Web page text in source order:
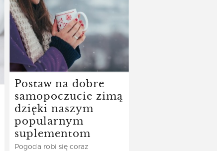
Postaw na dobre
samopoczucie zimą
dzięki naszym
popularnym
suplementom
Pogoda robi się coraz